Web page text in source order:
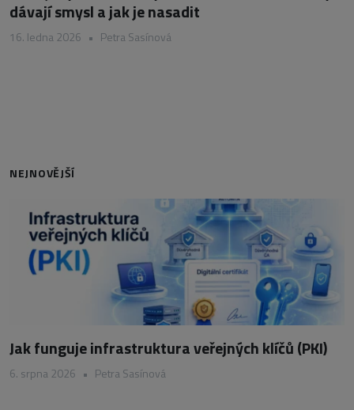
dávají smysl a jak je nasadit
16. ledna 2026 • Petra Sasínová
NEJNOVĚJŠÍ
Jak funguje infrastruktura veřejných klíčů (PKI)
6. srpna 2026 • Petra Sasínová